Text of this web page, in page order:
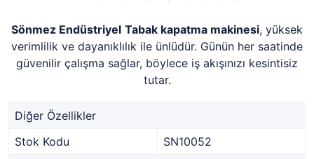
Sönmez Endüstriyel Tabak kapatma makinesi, yüksek
verimlilik ve dayanıklılık ile ünlüdür. Günün her saatinde
güvenilir çalışma sağlar, böylece iş akışınızı kesintisiz
tutar.
Diğer Özellikler
Stok Kodu
SN10052